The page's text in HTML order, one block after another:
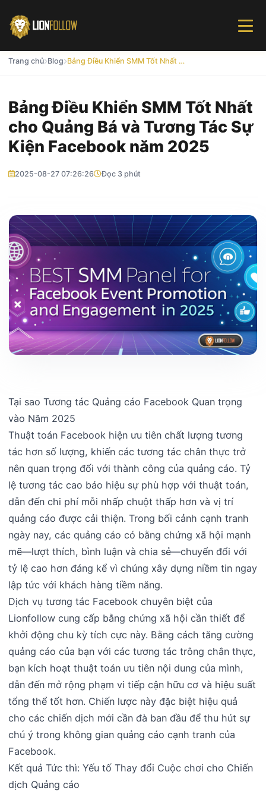
Trang chủ Blog Bảng Điều Khiển SMM Tốt Nhất cho Quảng Bá và Tương Tác Sự Kiện Facebook năm 2025
Bảng Điều Khiển SMM Tốt Nhất
cho Quảng Bá và Tương Tác Sự
Kiện Facebook năm 2025
2025-08-27 07:26:26 Đọc 3 phút
Tại sao Tương tác Quảng cáo Facebook Quan trọng
vào Năm 2025
Thuật toán Facebook hiện ưu tiên chất lượng tương
tác hơn số lượng, khiến các tương tác chân thực trở
nên quan trọng đối với thành công của quảng cáo. Tỷ
lệ tương tác cao báo hiệu sự phù hợp với thuật toán,
dẫn đến chi phí mỗi nhấp chuột thấp hơn và vị trí
quảng cáo được cải thiện. Trong bối cảnh cạnh tranh
ngày nay, các quảng cáo có bằng chứng xã hội mạnh
mẽ—lượt thích, bình luận và chia sẻ—chuyển đổi với
tỷ lệ cao hơn đáng kể vì chúng xây dựng niềm tin ngay
lập tức với khách hàng tiềm năng.
Dịch vụ tương tác Facebook chuyên biệt của
Lionfollow cung cấp bằng chứng xã hội cần thiết để
khởi động chu kỳ tích cực này. Bằng cách tăng cường
quảng cáo của bạn với các tương tác trông chân thực,
bạn kích hoạt thuật toán ưu tiên nội dung của mình,
dẫn đến mở rộng phạm vi tiếp cận hữu cơ và hiệu suất
tổng thể tốt hơn. Chiến lược này đặc biệt hiệu quả
cho các chiến dịch mới cần đà ban đầu để thu hút sự
chú ý trong không gian quảng cáo cạnh tranh của
Facebook.
Kết quả Tức thì: Yếu tố Thay đổi Cuộc chơi cho Chiến
dịch Quảng cáo